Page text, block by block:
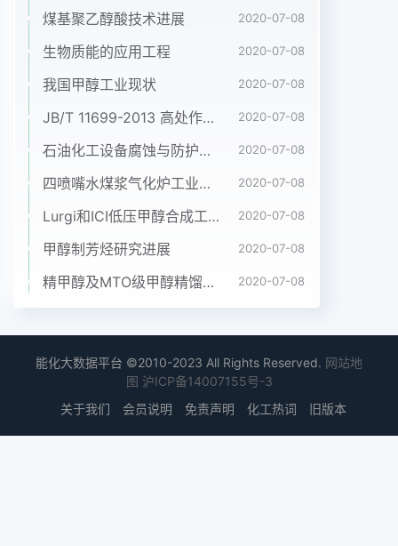
乙酸的制备叨取冰醋酸 120mL,倒人干燥挠杯持久,对
中,冰水浴冷却,使冰醋酸冻结.倾倒到布氏滤斗中,抽滤
掉本科研制药株式会社和绿十字制药株式会社联合开
氯化钙干燥目前尚无氟比洛芬酯合成工艺的报道,我
们查阅了有关文器的四颈瓶中,加入1. 5g五氧化二磷
回流2b,常压蒸馏,收献,总结并设计了氟比袼芬酯的制
备工艺路线。集117~118C的馏分,制得无水乙酸
103mL。1合成路线2.2澳化氢-无水乙酸(3)的制备的
向带 有氯化钙干燥器的四颈瓶中加入四氢素(2) 40
液溴(104g) ,控制滴速,生成的气体经浓藐酸干燥后导
人到96mL无水乙酸中,未吸收的尾气用浓氢氧化钾溶
液中国煤化工达到145g为止(氢溴酸的浓鞍(3)。2.3
乙YH. CNMHG上达漠化年一无水乙酸(3)溶液冷却,
保持内温0~5C,在搅拌下慢慢加入醋酸乙烯酯
(4>)43g(0.5mol) ,加完后继续搅拌1b,加入
煤基聚乙醇酸技术进展 2020-07-08
生物质能的应用工程 2020-07-08
我国甲醇工业现状 2020-07-08
JB/T 11699-2013 高处作业吊篮安装、拆卸、使用技术规程 2020-07-08
石油化工设备腐蚀与防护参考书十本免费下载，绝版珍藏 2020-07-08
四喷嘴水煤浆气化炉工业应用情况简介 2020-07-08
Lurgi和ICI低压甲醇合成工艺比较 2020-07-08
甲醇制芳烃研究进展 2020-07-08
精甲醇及MTO级甲醇精馏工艺技术进展 2020-07-08
能化大数据平台 ©2010-2023 All Rights Reserved. 网站地
图 沪ICP备14007155号-3
关于我们
会员说明 免责声明 化工热词 旧版本